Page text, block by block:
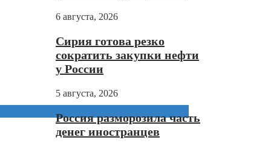
6 августа, 2026
Сирия готова резко
сократить закупки нефти
у России
5 августа, 2026
Россия разморозила часть
денег иностранцев